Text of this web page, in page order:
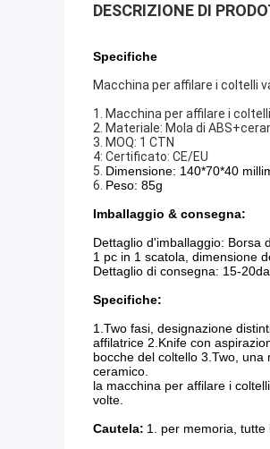
DESCRIZIONE DI
Specifiche
Macchina per affilare i coltelli
1. Macchina per affilare i
2. Materiale: Mola di
3. MOQ: 1 CTN
4: Certificato: CE/EU
5. Dimensione: 140*70*40
6. Peso: 85g
Imballaggio & consegna:
Dettaglio d'imballaggio: Borsa
1 pc in 1 scatola, dimensione
Dettaglio di consegna: 15-
Specifiche:
1.Two fasi, designazione
affilatrice 2.Knife con
bocche del coltello 3.Two,
ceramico.
la macchina per affilare i
volte.
Cautela: 1. per memoria, tutte